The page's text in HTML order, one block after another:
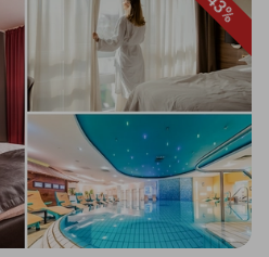
43%